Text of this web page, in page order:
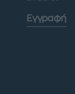
Εγγραφή